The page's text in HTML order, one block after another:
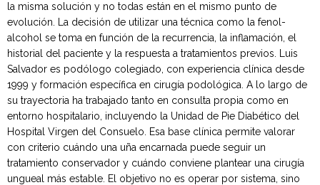
la misma solución y no todas están en el mismo punto de
evolución. La decisión de utilizar una técnica como la fenol-
alcohol se toma en función de la recurrencia, la inflamación, el
historial del paciente y la respuesta a tratamientos previos. Luis
Salvador es podólogo colegiado, con experiencia clínica desde
1999 y formación específica en cirugía podológica. A lo largo de
su trayectoria ha trabajado tanto en consulta propia como en
entorno hospitalario, incluyendo la Unidad de Pie Diabético del
Hospital Virgen del Consuelo. Esa base clínica permite valorar
con criterio cuándo una uña encarnada puede seguir un
tratamiento conservador y cuándo conviene plantear una cirugía
ungueal más estable. El objetivo no es operar por sistema, sino